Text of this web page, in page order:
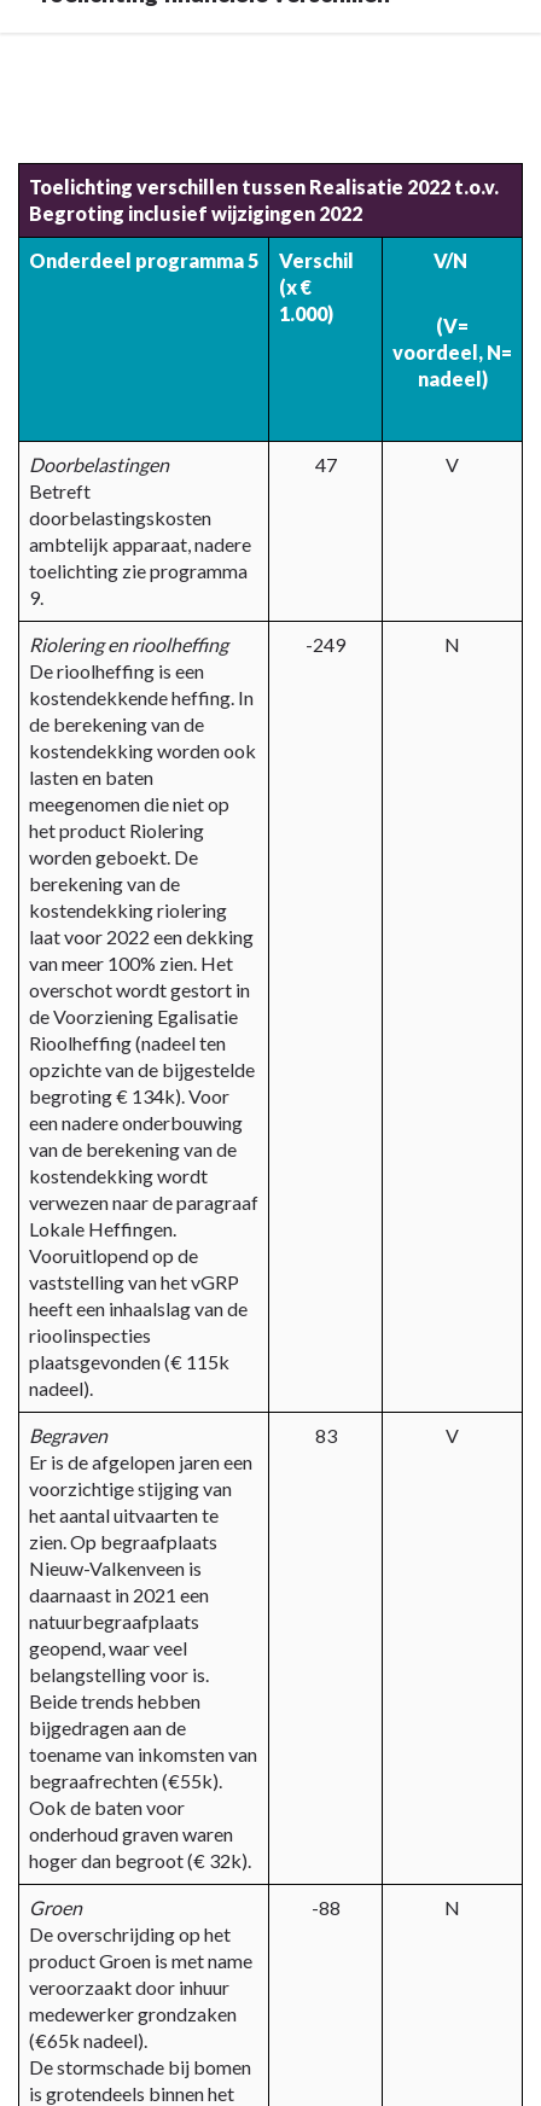
Programma
Duurzaamheid,
Water
verschillen
Toelichting verschillen tussen Realisatie 2022 t.o.v.
Begroting inclusief wijzigingen 2022
Onderdeel programma 5
Verschil
(x €
1.000)
V/N
(V=
voordeel, N=
nadeel)
Doorbelastingen
Betreft
doorbelastingskosten
ambtelijk apparaat, nadere
toelichting zie programma
9.
47 V
Riolering en rioolheffing
De rioolheffing is een
kostendekkende heffing. In
de berekening van de
kostendekking worden ook
lasten en baten
meegenomen die niet op
het product Riolering
worden geboekt. De
berekening van de
kostendekking riolering
laat voor 2022 een dekking
van meer 100% zien. Het
overschot wordt gestort in
de Voorziening Egalisatie
Rioolheffing (nadeel ten
opzichte van de bijgestelde
begroting € 134k). Voor
een nadere onderbouwing
van de berekening van de
kostendekking wordt
verwezen naar de paragraaf
Lokale Heffingen.
Vooruitlopend op de
vaststelling van het vGRP
heeft een inhaalslag van de
rioolinspecties
plaatsgevonden (€ 115k
nadeel).
-249 N
Begraven
Er is de afgelopen jaren een
voorzichtige stijging van
het aantal uitvaarten te
zien. Op begraafplaats
Nieuw-Valkenveen is
daarnaast in 2021 een
natuurbegraafplaats
geopend, waar veel
belangstelling voor is.
Beide trends hebben
bijgedragen aan de
toename van inkomsten van
begraafrechten (€55k).
Ook de baten voor
onderhoud graven waren
hoger dan begroot (€ 32k).
83 V
Groen
De overschrijding op het
product Groen is met name
veroorzaakt door inhuur
medewerker grondzaken
(€65k nadeel).
De stormschade bij bomen
is grotendeels binnen het
-88 N